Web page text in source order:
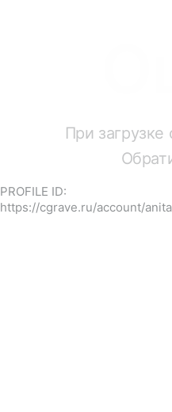
При
PROFILE ID:
https://cgrave.ru/account/